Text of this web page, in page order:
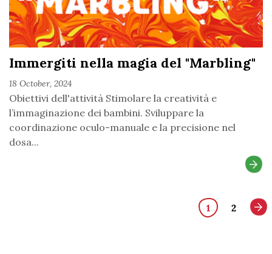
Immergiti nella magia del "Marbling"
18 October, 2024
Obiettivi dell'attività Stimolare la creatività e
l’immaginazione dei bambini. Sviluppare la
coordinazione oculo-manuale e la precisione nel
dosa...
1 2